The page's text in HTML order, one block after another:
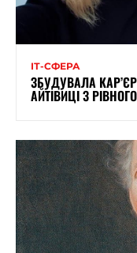
ІТ-СФЕРА
ЗБУДУВАЛА
АЙТІВИЦІ З